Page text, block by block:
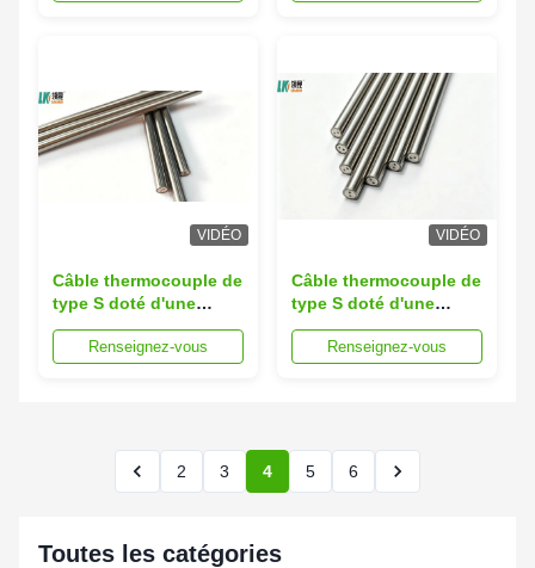
VIDÉO
Câble thermocouple de
type S doté d'une
résistance mécanique
et d'une flexibilité
Renseignez-vous
VIDÉO
Câble thermocouple de
type S doté d'une
résistance mécanique
et d'une flexibilité
Renseignez-vous
2 3 4 5 6
Toutes les catégories